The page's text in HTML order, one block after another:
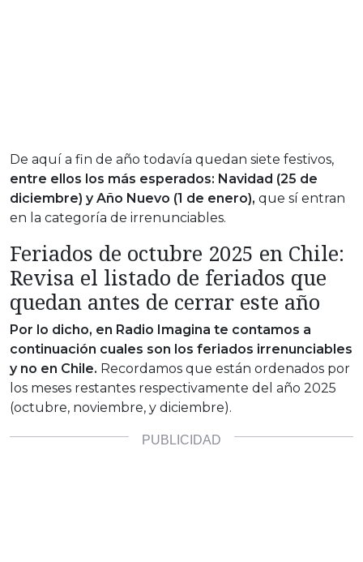
De aquí a fin de año todavía quedan siete festivos,
entre ellos los más esperados: Navidad (25 de
diciembre) y Año Nuevo (1 de enero), que sí entran
en la categoría de irrenunciables.
Feriados de octubre 2025 en Chile:
Revisa el listado de feriados que
quedan antes de cerrar este año
Por lo dicho, en Radio Imagina te contamos a
continuación cuales son los feriados irrenunciables
y no en Chile. Recordamos que están ordenados por
los meses restantes respectivamente del año 2025
(octubre, noviembre, y diciembre).